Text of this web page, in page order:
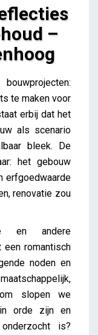
–
behoud –
te maken voor
erbij dat het
als scenario
bleek. De
het gebouw
erfgoedwaarde
renovatie zou
en andere
een romantisch
noden en
slopen we
orde zijn en
is?